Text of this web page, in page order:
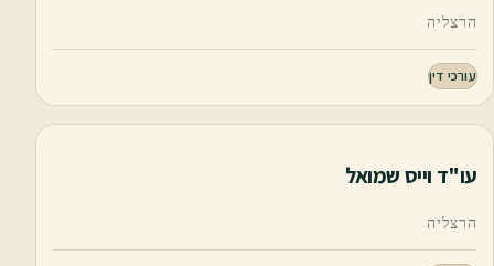
הרצליה
עורכי דין
עו"ד וייס שמואל
הרצליה